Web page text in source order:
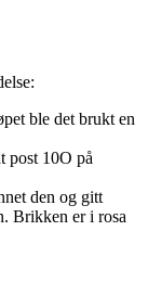
ble det brukt en
post 10O på
den og gitt
Brikken er i rosa